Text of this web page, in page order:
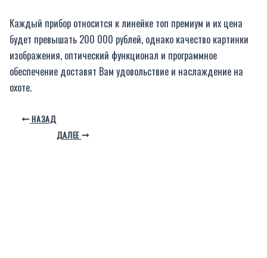
Каждый прибор относится к линейке топ премиум и их цена
будет превышать 200 000 рублей, однако качество картинки
изображения, оптический функционал и программное
обеспечение доставят Вам удовольствие и наслаждение на
охоте.
НАЗАД
ДАЛЕЕ